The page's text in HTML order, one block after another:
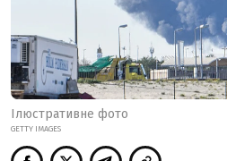
Ілюстративне фото
GETTY IMAGES